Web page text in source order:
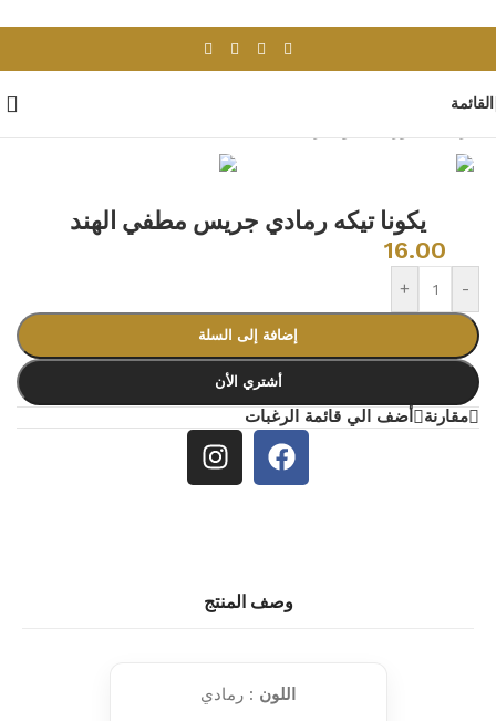
القائمة
يكونا تيكه رمادي جريس مطفي الهند
16.00
-
+
إضافة إلى السلة
أشتري الأن
مقارنة أضف الي قائمة الرغبات
وصف المنتج
اللون : رمادي